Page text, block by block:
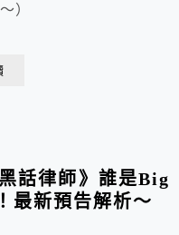
）
話律師》誰是Big
最新預告解析～